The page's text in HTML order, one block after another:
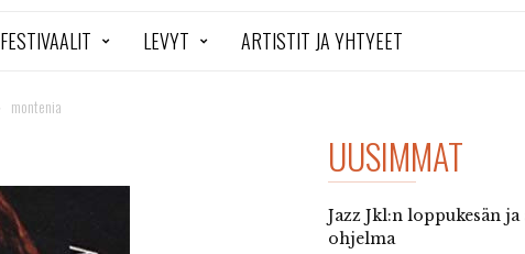
FESTIVAALIT LEVYT ARTISTIT JA YHTYEET
montenia
UUSIMMAT
Jazz Jkl:n loppukesän
ohjelma